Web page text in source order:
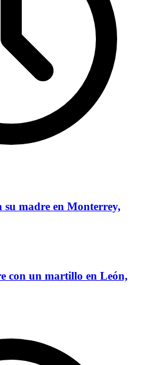
su madre en Monterrey,
con un martillo en León,